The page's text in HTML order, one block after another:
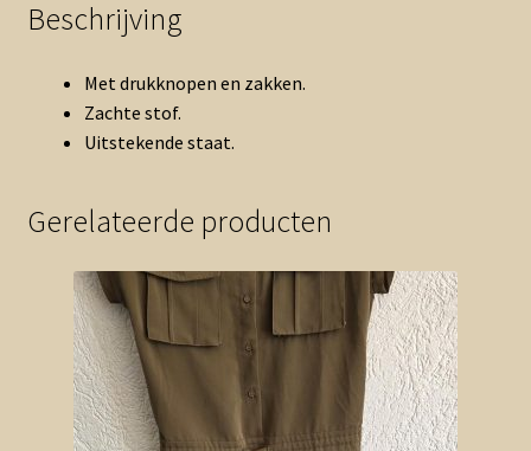
Beschrijving
Met drukknopen en zakken.
Zachte stof.
Uitstekende staat.
Gerelateerde producten